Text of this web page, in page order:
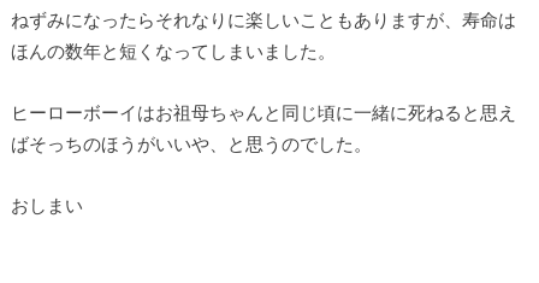
ねずみになったらそれなりに楽しいこともありますが、寿命は
ほんの数年と短くなってしまいました。
ヒーローボーイはお祖母ちゃんと同じ頃に一緒に死ねると思え
ばそっちのほうがいいや、と思うのでした。
おしまい